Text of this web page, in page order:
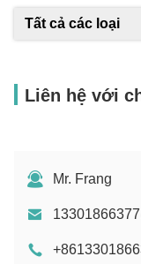
Tất cả các loại
Liên hệ với
Mr. Frang